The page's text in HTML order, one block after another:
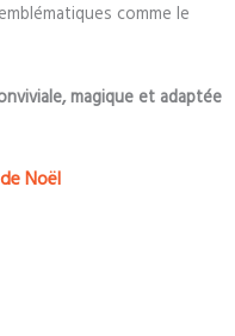
comme le
magique et adaptée
Noël